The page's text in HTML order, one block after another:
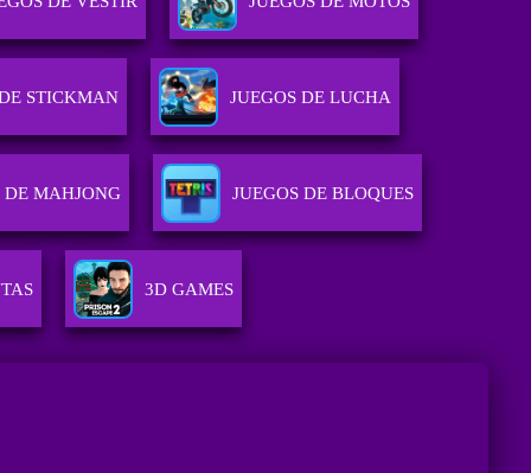
STICKMAN JUEGOS DE LUCHA
DE MAHJONG JUEGOS DE BLOQUES
3D GAMES